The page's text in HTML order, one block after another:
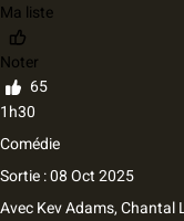
Ma liste
Noter
65
1h30
Comédie
Sortie : 08 Oct 2025
AvecKev Adams, Chantal